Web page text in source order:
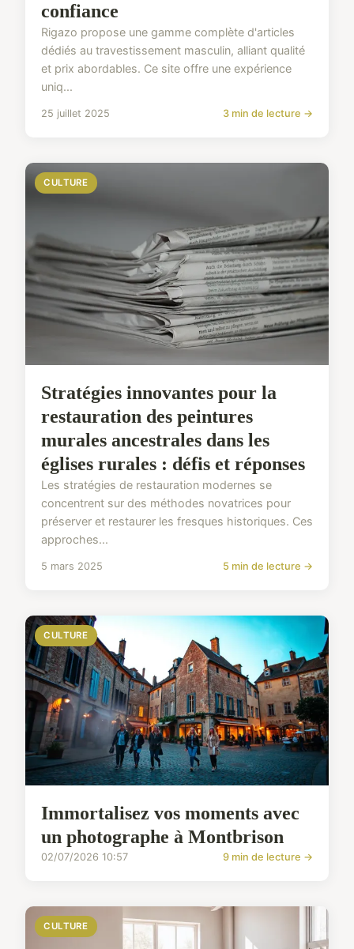
confiance
Rigazo propose une gamme complète d'articles
dédiés au travestissement masculin, alliant qualité
et prix abordables. Ce site offre une expérience
uniq...
25 juillet 2025 3 min de lecture →
CULTURE
Stratégies innovantes pour la
restauration des peintures
murales ancestrales dans les
églises rurales : défis et réponses
Les stratégies de restauration modernes se
concentrent sur des méthodes novatrices pour
préserver et restaurer les fresques historiques. Ces
approches...
5 mars 2025 5 min de lecture →
CULTURE
Immortalisez vos moments avec
un photographe à Montbrison
02/07/2026 10:57 9 min de lecture →
CULTURE